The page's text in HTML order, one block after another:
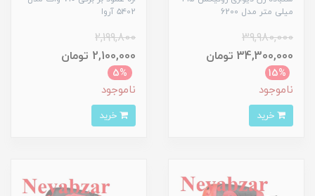
میلی متر مدل 6200
39,980,000
34,300,000 تومان
15%
ناموجود
۵۴02 آروا
2,199,800
2,100,000 تومان
5%
ناموجود